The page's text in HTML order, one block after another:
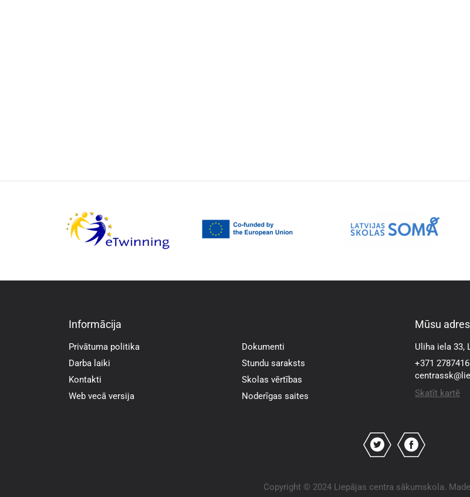
Informācija
Privātuma politika
Darba laiki
Kontakti
Web vecā versija
Dokumenti
Stundu saraksts
Skolas vērtības
Noderīgas saites
Mūsu
Uliha iela 33,
+371
Skatīt kartē
Copyright © 2024 Liepājas centra sākumskola.